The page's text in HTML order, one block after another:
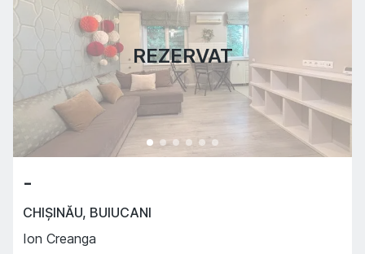
REZERVAT
-
CHIȘINĂU, BUIUCANI
Ion Creanga